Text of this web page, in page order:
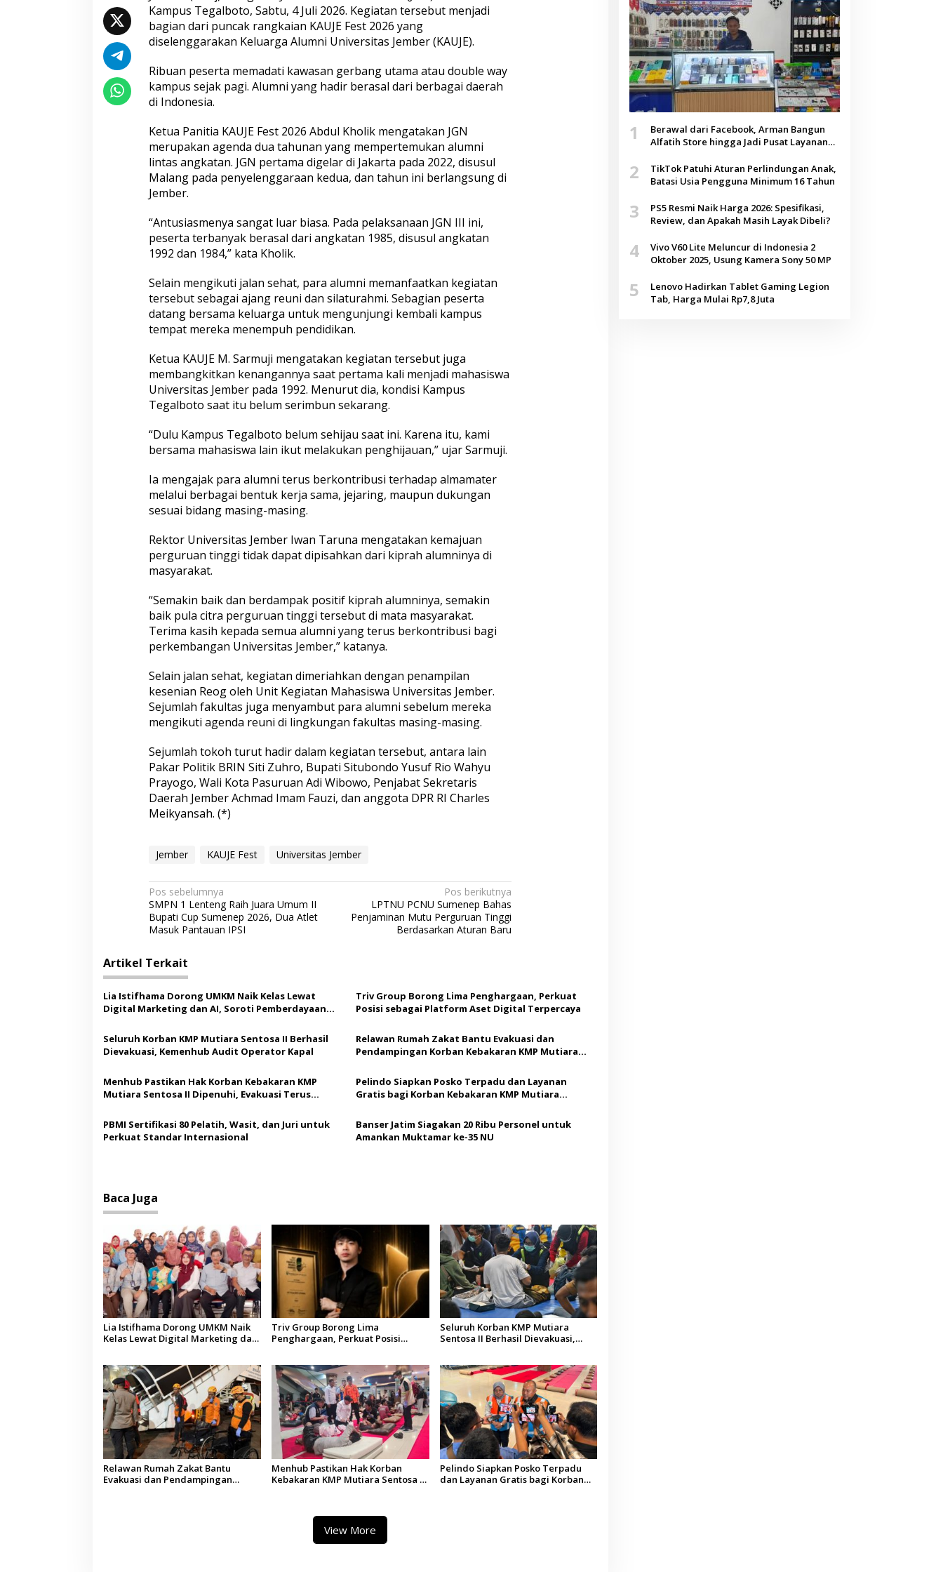
l
I
I
n
i
v
s
i
t
a
m
b
e
Kampus Tegalboto, Sabtu, 4 Juli 2026. Kegiatan tersebut menjadi
bagian dari puncak rangkaian KAUJE Fest 2026 yang
diselenggarakan Keluarga Alumni Universitas Jember (KAUJE).
Ribuan peserta memadati kawasan gerbang utama atau double way
kampus sejak pagi. Alumni yang hadir berasal dari berbagai daerah
di Indonesia.
Ketua Panitia KAUJE Fest 2026 Abdul Kholik mengatakan JGN
merupakan agenda dua tahunan yang mempertemukan alumni
lintas angkatan. JGN pertama digelar di Jakarta pada 2022, disusul
Malang pada penyelenggaraan kedua, dan tahun ini berlangsung di
Jember.
“Antusiasmenya sangat luar biasa. Pada pelaksanaan JGN III ini,
peserta terbanyak berasal dari angkatan 1985, disusul angkatan
1992 dan 1984,” kata Kholik.
Selain mengikuti jalan sehat, para alumni memanfaatkan kegiatan
tersebut sebagai ajang reuni dan silaturahmi. Sebagian peserta
datang bersama keluarga untuk mengunjungi kembali kampus
tempat mereka menempuh pendidikan.
Ketua KAUJE M. Sarmuji mengatakan kegiatan tersebut juga
membangkitkan kenangannya saat pertama kali menjadi mahasiswa
Universitas Jember pada 1992. Menurut dia, kondisi Kampus
Tegalboto saat itu belum serimbun sekarang.
“Dulu Kampus Tegalboto belum sehijau saat ini. Karena itu, kami
bersama mahasiswa lain ikut melakukan penghijauan,” ujar Sarmuji.
Ia mengajak para alumni terus berkontribusi terhadap almamater
melalui berbagai bentuk kerja sama, jejaring, maupun dukungan
sesuai bidang masing-masing.
Rektor Universitas Jember Iwan Taruna mengatakan kemajuan
perguruan tinggi tidak dapat dipisahkan dari kiprah alumninya di
masyarakat.
“Semakin baik dan berdampak positif kiprah alumninya, semakin
baik pula citra perguruan tinggi tersebut di mata masyarakat.
Terima kasih kepada semua alumni yang terus berkontribusi bagi
perkembangan Universitas Jember,” katanya.
Selain jalan sehat, kegiatan dimeriahkan dengan penampilan
kesenian Reog oleh Unit Kegiatan Mahasiswa Universitas Jember.
Sejumlah fakultas juga menyambut para alumni sebelum mereka
mengikuti agenda reuni di lingkungan fakultas masing-masing.
Sejumlah tokoh turut hadir dalam kegiatan tersebut, antara lain
Pakar Politik BRIN Siti Zuhro, Bupati Situbondo Yusuf Rio Wahyu
Prayogo, Wali Kota Pasuruan Adi Wibowo, Penjabat Sekretaris
Daerah Jember Achmad Imam Fauzi, dan anggota DPR RI Charles
Meikyansah. (*)
Jember KAUJE Fest Universitas Jember
N
a
v
i
g
a
s
i
p
o
s
Pos sebelumnya
SMPN 1 Lenteng Raih Juara Umum II
Bupati Cup Sumenep 2026, Dua Atlet
Masuk Pantauan IPSI
Pos berikutnya
LPTNU PCNU Sumenep Bahas
Penjaminan Mutu Perguruan Tinggi
Berdasarkan Aturan Baru
Artikel Terkait
Lia Istifhama Dorong UMKM Naik Kelas Lewat
Digital Marketing dan AI, Soroti Pemberdayaan
Triv Group Borong Lima Penghargaan, Perkuat
Posisi sebagai Platform Aset Digital Terpercaya
Seluruh Korban KMP Mutiara Sentosa II Berhasil
Dievakuasi, Kemenhub Audit Operator Kapal
Relawan Rumah Zakat Bantu Evakuasi dan
Pendampingan Korban Kebakaran KMP Mutiara
Menhub Pastikan Hak Korban Kebakaran KMP
Mutiara Sentosa II Dipenuhi, Evakuasi Terus
Pelindo Siapkan Posko Terpadu dan Layanan
Gratis bagi Korban Kebakaran KMP Mutiara
PBMI Sertifikasi 80 Pelatih, Wasit, dan Juri untuk
Perkuat Standar Internasional
Banser Jatim Siagakan 20 Ribu Personel untuk
Amankan Muktamar ke-35 NU
Baca Juga
Lia Istifhama Dorong UMKM Naik
Kelas Lewat Digital Marketing dan
Triv Group Borong Lima
Penghargaan, Perkuat Posisi
Seluruh Korban KMP Mutiara
Sentosa II Berhasil Dievakuasi,
Relawan Rumah Zakat Bantu
Evakuasi dan Pendampingan
Menhub Pastikan Hak Korban
Kebakaran KMP Mutiara Sentosa II
Pelindo Siapkan Posko Terpadu
dan Layanan Gratis bagi Korban
View More
1
Berawal dari Facebook, Arman Bangun
Alfatih Store hingga Jadi Pusat Layanan
2
TikTok Patuhi Aturan Perlindungan Anak,
Batasi Usia Pengguna Minimum 16 Tahun
3
PS5 Resmi Naik Harga 2026: Spesifikasi,
Review, dan Apakah Masih Layak Dibeli?
4
Vivo V60 Lite Meluncur di Indonesia 2
Oktober 2025, Usung Kamera Sony 50 MP
5
Lenovo Hadirkan Tablet Gaming Legion
Tab, Harga Mulai Rp7,8 Juta